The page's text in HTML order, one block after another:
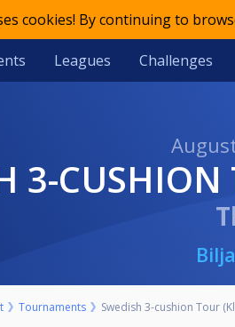
cookies! By continuing to
Leagues Challenges
3-
Tournaments Swedish 3-cushion Tour